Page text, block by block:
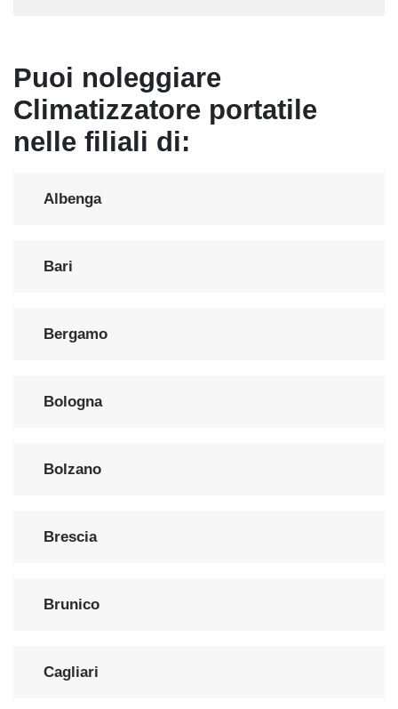
Puoi noleggiare
Climatizzatore portatile
nelle filiali di:
Albenga
Bari
Bergamo
Bologna
Bolzano
Brescia
Brunico
Cagliari